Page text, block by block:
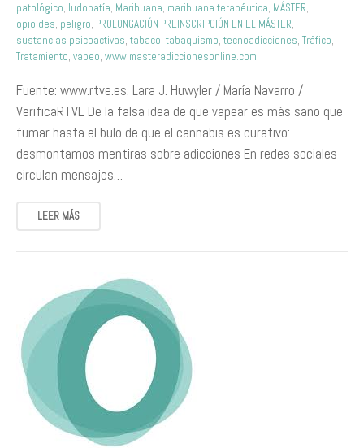
patológico, ludopatía, Marihuana, marihuana terapéutica, MÁSTER,
opioides, peligro, PROLONGACIÓN PREINSCRIPCIÓN EN EL MÁSTER,
sustancias psicoactivas, tabaco, tabaquismo, tecnoadicciones, Tráfico,
Tratamiento, vapeo, www.masteradiccionesonline.com
Fuente: www.rtve.es. Lara J. Huwyler / María Navarro /
VerificaRTVE De la falsa idea de que vapear es más sano que
fumar hasta el bulo de que el cannabis es curativo:
desmontamos mentiras sobre adicciones En redes sociales
circulan mensajes…
LEER MÁS